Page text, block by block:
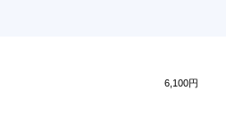
6,100円